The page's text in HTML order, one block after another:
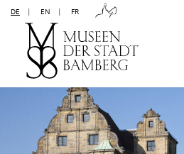
DE EN FR
Kontakt Sitemap Impressum
Disclaimer
Presse